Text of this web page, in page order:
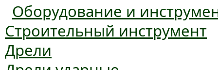
Оборудование и
Строительный инструмент
Дрели